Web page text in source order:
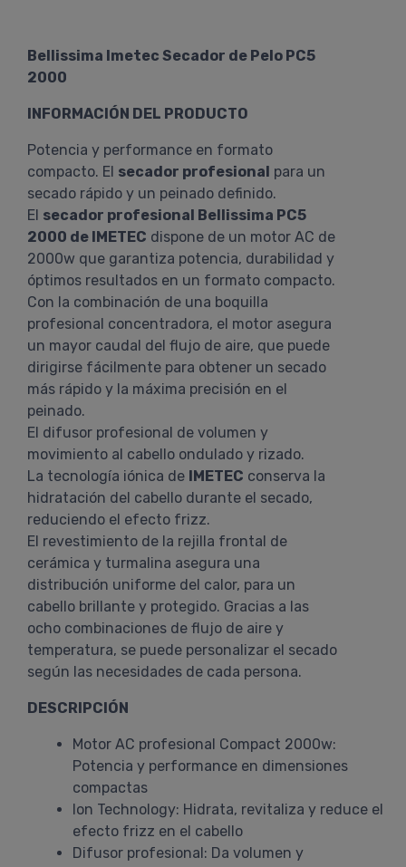
Bellissima Imetec Secador de Pelo PC5
2000
INFORMACIÓN DEL PRODUCTO
Potencia y performance en formato
compacto. El secador profesional para un
secado rápido y un peinado definido.
El secador profesional Bellissima PC5
2000 de IMETEC dispone de un motor AC de
2000w que garantiza potencia, durabilidad y
óptimos resultados en un formato compacto.
Con la combinación de una boquilla
profesional concentradora, el motor asegura
un mayor caudal del flujo de aire, que puede
dirigirse fácilmente para obtener un secado
más rápido y la máxima precisión en el
peinado.
El difusor profesional de volumen y
movimiento al cabello ondulado y rizado.
La tecnología iónica de IMETEC conserva la
hidratación del cabello durante el secado,
reduciendo el efecto frizz.
El revestimiento de la rejilla frontal de
cerámica y turmalina asegura una
distribución uniforme del calor, para un
cabello brillante y protegido. Gracias a las
ocho combinaciones de flujo de aire y
temperatura, se puede personalizar el secado
según las necesidades de cada persona.
DESCRIPCIÓN
Motor AC profesional Compact 2000w:
Potencia y performance en dimensiones
compactas
Ion Technology: Hidrata, revitaliza y reduce el
efecto frizz en el cabello
Difusor profesional: Da volumen y